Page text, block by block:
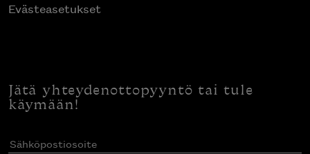
Evästeasetukset
Jätä yhteydenottopyyntö tai tule
käymään!
Sähköpostiosoite(Pakollinen)